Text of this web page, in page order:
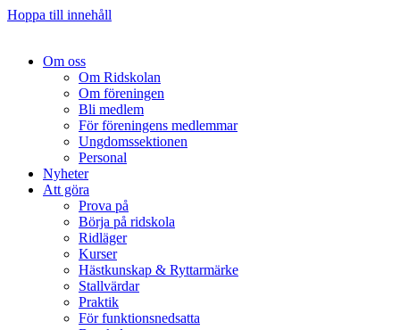
Hoppa till innehåll
Om oss
Om Ridskolan
Om föreningen
Bli medlem
För föreningens medlemmar
Ungdomssektionen
Personal
Nyheter
Att göra
Prova på
Börja på ridskola
Ridläger
Kurser
Hästkunskap & Ryttarmärke
Stallvärdar
Praktik
För funktionsnedsatta